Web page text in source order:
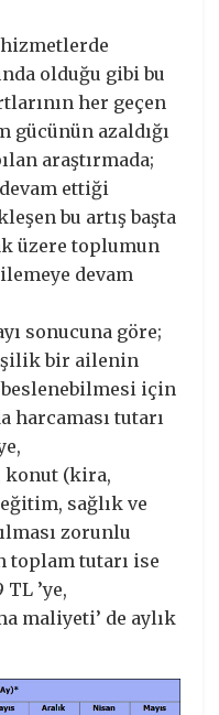
olduğu gibi bu
her geçen
gücünün azaldığı
araştırmada;
ettiği
bu artış başta
üzere toplumun
devam
sonucuna göre;
bir ailenin
için
harcaması tutarı
konut (kira,
sağlık ve
zorunlu
toplam tutarı ise
TL ’ye,
maliyeti’ de aylık